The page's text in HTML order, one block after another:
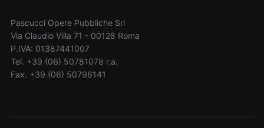
Pascucci Opere Pubbliche Srl
Via Claudio Villa 71 - 00128 Roma
P.IVA: 01387441007
Tel. +39 (06) 50781078 r.a.
Fax. +39 (06) 50796141